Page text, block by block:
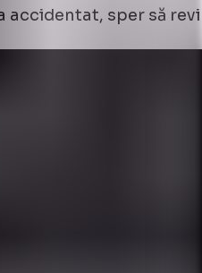
accidentat, sper să